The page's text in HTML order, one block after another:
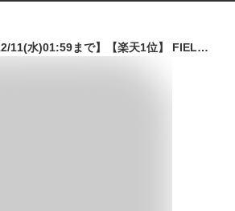
【SALE特価4,840円12/11(水)01:59まで】【楽天1位】 FIELDOOR ポータブルシャワー 簡易シャワー 電動 USB充電式 最大連続140分 アウトドアシャワー 電動シャワー 携帯 水圧/水量調節 温水対応 ホルダー付き 海水浴 サーフィン マリンスポーツ ★[送料無料]